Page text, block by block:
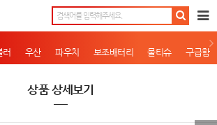
러 우산 파우치 보조배터리 물티슈 구급함
상품 상세보기